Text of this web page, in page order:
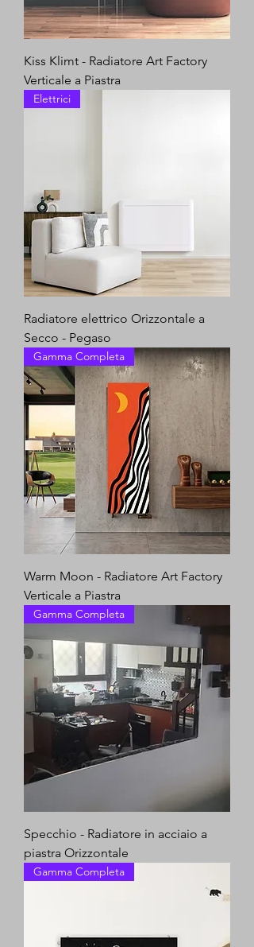
Kiss Klimt - Radiatore Art Factory
Verticale a Piastra
Elettrici
Radiatore elettrico Orizzontale a
Secco - Pegaso
Gamma Completa
Warm Moon - Radiatore Art Factory
Verticale a Piastra
Gamma Completa
Specchio - Radiatore in acciaio a
piastra Orizzontale
Gamma Completa